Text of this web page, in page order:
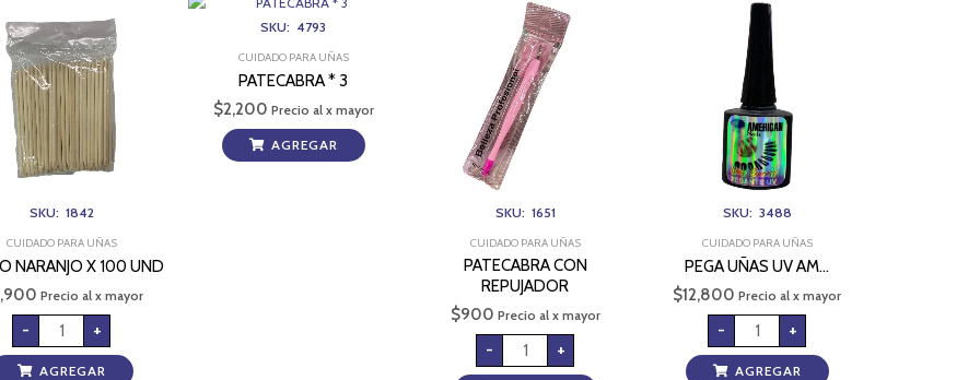
SKU: 1842
CUIDADO PARA UÑAS
NARANJO X 100 UND
Precio al x mayor
-
X
100
UND
cantidad
+
AGREGAR
SKU: 4793
CUIDADO PARA UÑAS
PATECABRA * 3
$2,200 Precio al x mayor
AGREGAR
SKU: 1651
CUIDADO PARA UÑAS
PATECABRA CON
REPUJADOR
$900 Precio al x mayor
-
CON
REPUJADOR
cantidad
+
SKU: 3488
CUIDADO PARA UÑAS
PEGA UÑAS UV AM…
$12,800 Precio al x mayor
-
UÑAS
UV
AMERICAN
NAILS
PRESS
ON
cantidad
+
AGREGAR